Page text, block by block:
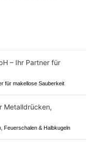
für makellose Sauberkeit
Feuerschalen & Halbkugeln